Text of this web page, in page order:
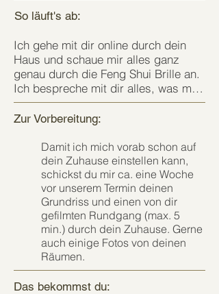
So läuft's ab:
Ich gehe mit dir online durch dein
Haus und schaue mir alles ganz
genau durch die Feng Shui Brille an.
Ich bespreche mit dir alles, was mir
auffällt und du aus Feng Shui Sicht
verbessern oder optimieren
Schwerpunkt hierbei ist die
Optimierung des Qi-Flusses.
Zur Vorbereitung:
Damit ich mich vorab schon auf
dein Zuhause einstellen kann,
schickst du mir ca. eine Woche
vor unserem Termin deinen
Grundriss und einen von dir
gefilmten Rundgang (max. 5
min.) durch dein Zuhause. Gerne
auch einige Fotos von deinen
Räumen.
Das bekommst du: